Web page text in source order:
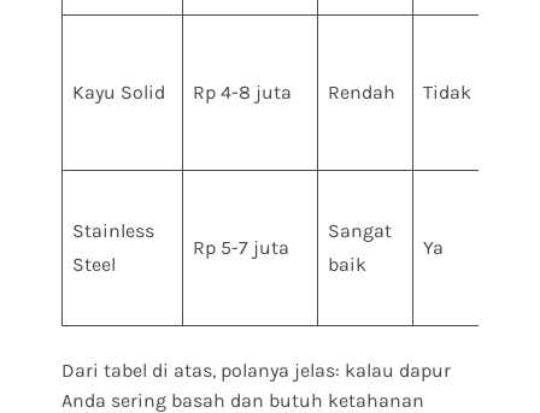
Kayu Solid Rp 4-8 juta Rendah Tidak
Stainless
Steel
Rp 5-7 juta
Sangat
baik
Ya
Dari tabel di atas, polanya jelas: kalau dapur
Anda sering basah dan butuh ketahanan